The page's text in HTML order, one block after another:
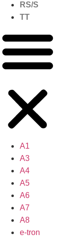
RS/S
TT
A1
A3
A4
A5
A6
A7
A8
e-tron